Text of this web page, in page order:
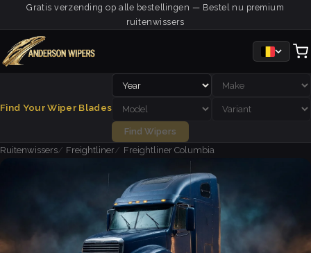
Gratis verzending op alle bestellingen — Bestel nu premium
ruitenwissers
Find Your Wiper Blades
Find Wipers
Ruitenwissers
Freightliner Freightliner Columbia